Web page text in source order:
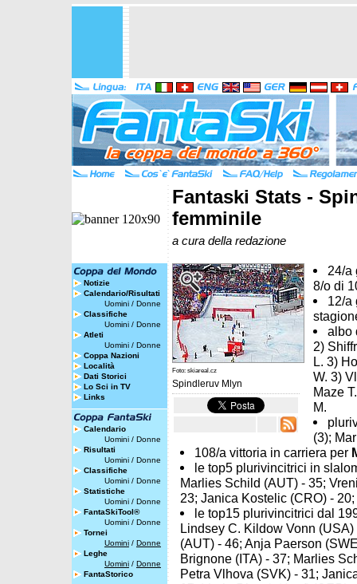
Notizie
Calendario/Risultati
Uomini / Donne
Classifiche
Uomini / Donne
Atleti
Uomini / Donne
Coppa Nazioni
Località
Dati Storici
Lo Sci in TV
Links
Calendario
Uomini / Donne
Risultati
Uomini / Donne
Classifiche
Uomini / Donne
Statistiche
Uomini / Donne
FantaSkiTool®
Uomini / Donne
Tornei
Uomini / Donne
Leghe
Uomini / Donne
FantaStorico
Fantaski Stats -
femminile
a cura della redazione
Foto: skiareal.cz
Spindleruv Mlyn
24/a
8/o di
12/a
albo
2)
L. 3)
W. 3)
Maze
M.
(3);
108/a vittoria in carriera per
le top5 plurivincitrici in
Marlies Schild (AUT) - 35;
23; Janica Kostelic (CRO) - 20;
le top15 plurivincitrici dal
Lindsey C. Kildow Vonn
(AUT) - 46; Anja Paerson
Brignone (ITA) - 37; Marlies
Petra Vlhova (SVK) - 31;